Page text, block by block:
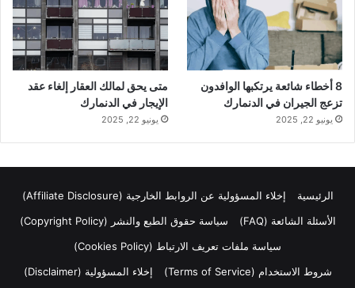
8 أخطاء شائعة يرتكبها الوافدون
تزعج الجيران في الدنمارك
يونيو 22, 2025
متى يحق لمالك العقار إلغاء عقد
الإيجار في الدنمارك
يونيو 22, 2025
الرئيسية
إخلاء المسؤولية عن الروابط الخارجية (Affiliate Disclosure)
الأسئلة الشائعة (FAQ)
سياسة حقوق الطبع والنشر (Copyright Policy)
سياسة ملفات تعريف الارتباط (Cookies Policy)
شروط الاستخدام (Terms of Service)
إخلاء المسؤولية (Disclaimer)